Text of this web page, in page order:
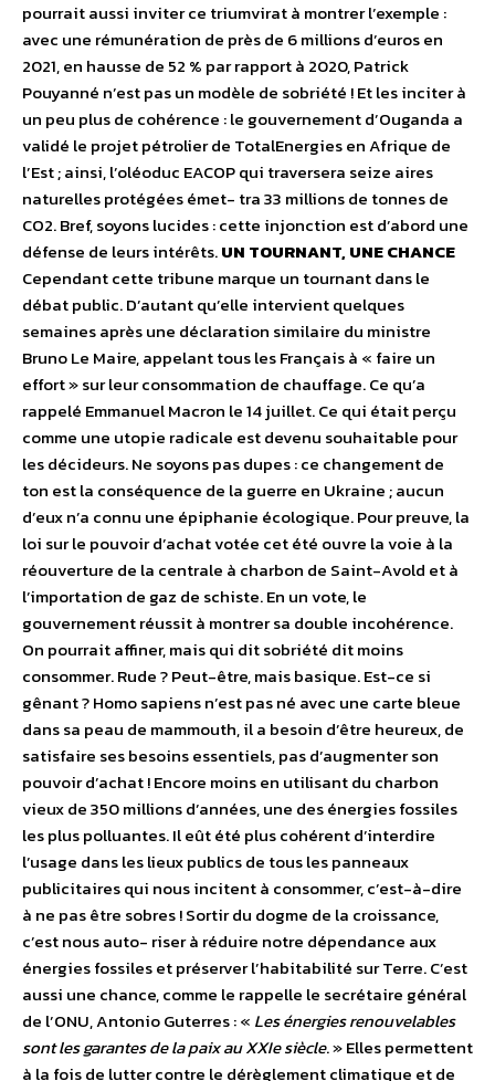
pourrait aussi inviter ce triumvirat à montrer l’exemple :
avec une rémunération de près de 6 millions d’euros en
2021, en hausse de 52 % par rapport à 2020, Patrick
Pouyanné n’est pas un modèle de sobriété ! Et les inciter à
un peu plus de cohérence : le gouvernement d’Ouganda a
validé le projet pétrolier de TotalEnergies en Afrique de
l’Est ; ainsi, l’oléoduc EACOP qui traversera seize aires
naturelles protégées émet- tra 33 millions de tonnes de
CO2. Bref, soyons lucides : cette injonction est d’abord une
défense de leurs intérêts.UN TOURNANT, UNE CHANCE
Cependant cette tribune marque un tournant dans le
débat public. D’autant qu’elle intervient quelques
semaines après une déclaration similaire du ministre
Bruno Le Maire, appelant tous les Français à « faire un
effort » sur leur consommation de chauffage. Ce qu’a
rappelé Emmanuel Macron le 14 juillet. Ce qui était perçu
comme une utopie radicale est devenu souhaitable pour
les décideurs. Ne soyons pas dupes : ce changement de
ton est la conséquence de la guerre en Ukraine ; aucun
d’eux n’a connu une épiphanie écologique. Pour preuve, la
loi sur le pouvoir d’achat votée cet été ouvre la voie à la
réouverture de la centrale à charbon de Saint-Avold et à
l’importation de gaz de schiste. En un vote, le
gouvernement réussit à montrer sa double incohérence.
On pourrait affiner, mais qui dit sobriété dit moins
consommer. Rude ? Peut-être, mais basique. Est-ce si
gênant ? Homo sapiens n’est pas né avec une carte bleue
dans sa peau de mammouth, il a besoin d’être heureux, de
satisfaire ses besoins essentiels, pas d’augmenter son
pouvoir d’achat ! Encore moins en utilisant du charbon
vieux de 350 millions d’années, une des énergies fossiles
les plus polluantes. Il eût été plus cohérent d’interdire
l’usage dans les lieux publics de tous les panneaux
publicitaires qui nous incitent à consommer, c’est-à-dire
à ne pas être sobres ! Sortir du dogme de la croissance,
c’est nous auto- riser à réduire notre dépendance aux
énergies fossiles et préserver l’habitabilité sur Terre. C’est
aussi une chance, comme le rappelle le secrétaire général
de l’ONU, Antonio Guterres : « Les énergies renouvelables
sont les garantes de la paix au XXIe siècle. » Elles permettent
à la fois de lutter contre le dérèglement climatique et de